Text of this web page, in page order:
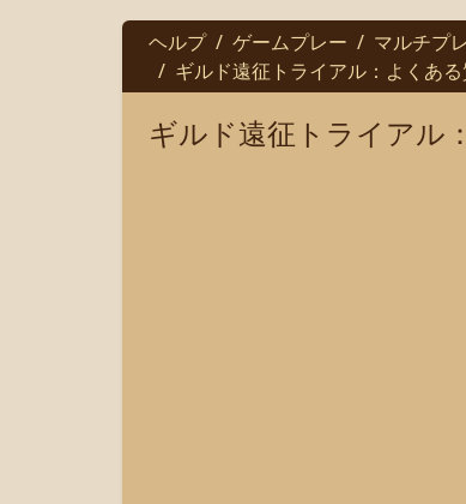
ヘルプ ゲームプレー マルチプ
ギルド遠征トライアル：よくあ
ギルド遠征トライアル